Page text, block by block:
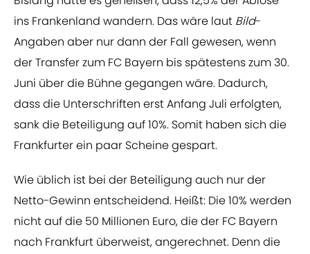
ins Frankenland wandern. Das wäre laut Bild-
Angaben aber nur dann der Fall gewesen, wenn
der Transfer zum FC Bayern bis spätestens zum 30.
Juni über die Bühne gegangen wäre. Dadurch,
dass die Unterschriften erst Anfang Juli erfolgten,
sank die Beteiligung auf 10%. Somit haben sich die
Frankfurter ein paar Scheine gespart.
Wie üblich ist bei der Beteiligung auch nur der
Netto-Gewinn entscheidend. Heißt: Die 10% werden
nicht auf die 50 Millionen Euro, die der FC Bayern
nach Frankfurt überweist, angerechnet. Denn die